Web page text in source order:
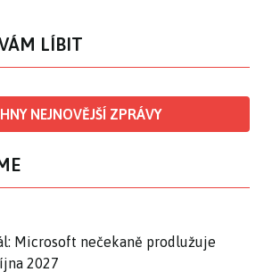
LÍBIT
NEJNOVĚJŠÍ ZPRÁVY
Microsoft nečekaně prodlužuje
2027